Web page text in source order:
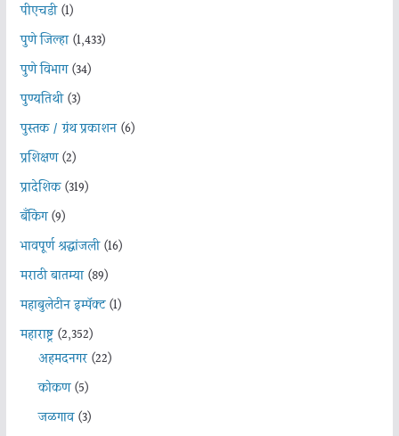
पीएचडी(1)
पुणे जिल्हा(1,433)
पुणे विभाग(34)
पुण्यतिथी(3)
पुस्तक / ग्रंथ प्रकाशन(6)
प्रशिक्षण(2)
प्रादेशिक(319)
बँकिंग(9)
भावपूर्ण श्रद्धांजली(16)
मराठी बातम्या(89)
महाबुलेटीन इम्पॅक्ट(1)
महाराष्ट्र(2,352)
अहमदनगर(22)
कोकण(5)
जळगाव(3)